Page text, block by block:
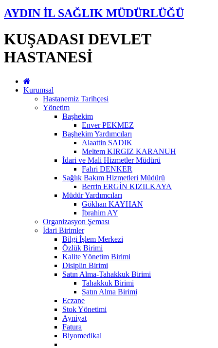
AYDIN İL SAĞLIK MÜDÜRLÜĞÜ
KUŞADASI DEVLET
HASTANESİ
Kurumsal
Hastanemiz Tarihçesi
Yönetim
Başhekim
Enver PEKMEZ
Başhekim Yardımcıları
Alaattin SADIK
Meltem KIRGIZ KARANUH
İdari ve Mali Hizmetler Müdürü
Fahri DENKER
Sağlık Bakım Hizmetleri Müdürü
Berrin ERGİN KIZILKAYA
Müdür Yardımcıları
Gökhan KAYHAN
İbrahim AY
Organizasyon Şeması
İdari Birimler
Bilgi İşlem Merkezi
Özlük Birimi
Kalite Yönetim Birimi
Disiplin Birimi
Satın Alma-Tahakkuk Birimi
Tahakkuk Birimi
Satın Alma Birimi
Eczane
Stok Yönetimi
Ayniyat
Fatura
Biyomedikal